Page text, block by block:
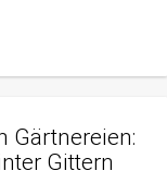
Gärtnereien:
Gittern